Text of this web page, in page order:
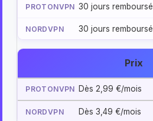
30 jours remboursé
30 jours remboursé
Prix
Dès 2,99 €/mois
Dès 3,49 €/mois